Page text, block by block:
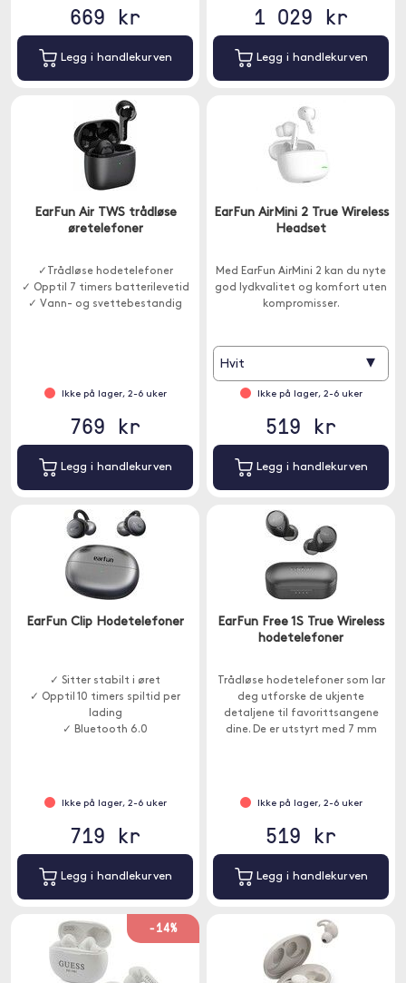
669 kr
Legg i handlekurven
1 029 kr
Legg i handlekurven
EarFun Air TWS trådløse
øretelefoner
✓Trådløse hodetelefoner
✓ Opptil 7 timers batterilevetid
✓ Vann- og svettebestandig
Ikke på lager, 2-6 uker
769 kr
Legg i handlekurven
EarFun AirMini 2 True Wireless
Headset
Med EarFun AirMini 2 kan du nyte
god lydkvalitet og komfort uten
kompromisser.
Hvit ▾
Ikke på lager, 2-6 uker
519 kr
Legg i handlekurven
EarFun Clip Hodetelefoner
✓ Sitter stabilt i øret
✓ Opptil 10 timers spiltid per
lading
✓ Bluetooth 6.0
Ikke på lager, 2-6 uker
719 kr
Legg i handlekurven
EarFun Free 1S True Wireless
hodetelefoner
Trådløse hodetelefoner som lar
deg utforske de ukjente
detaljene til favorittsangene
dine. De er utstyrt med 7 mm
Ikke på lager, 2-6 uker
519 kr
Legg i handlekurven
-14%